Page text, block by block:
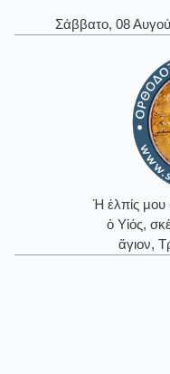
Σάββατο, 08
Ἡ ἐλπίς
ὁ Υἱός,
ἅγιον,